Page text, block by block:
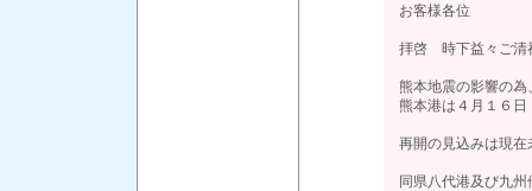
お客様各位
拝啓 時下益々ご清
熊本地震の影響の為
熊本港は４月１６
再開の見込みは現
同県八代港及び九